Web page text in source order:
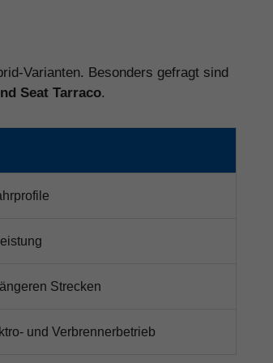
Varianten. Besonders gefragt sind
Seat Tarraco.
Strecken
und Verbrennerbetrieb